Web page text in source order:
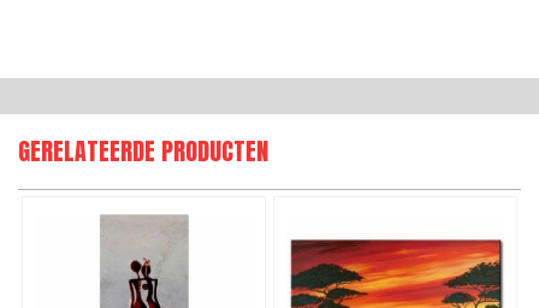
GERELATEERDE PRODUCTEN